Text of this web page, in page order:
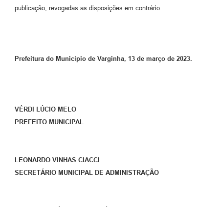
publicação, revogadas as disposições em contrário.
Prefeitura do Município de Varginha, 13 de março de 2023.
VÉRDI LÚCIO MELO
PREFEITO MUNICIPAL
LEONARDO VINHAS CIACCI
SECRETÁRIO MUNICIPAL DE ADMINISTRAÇÃO